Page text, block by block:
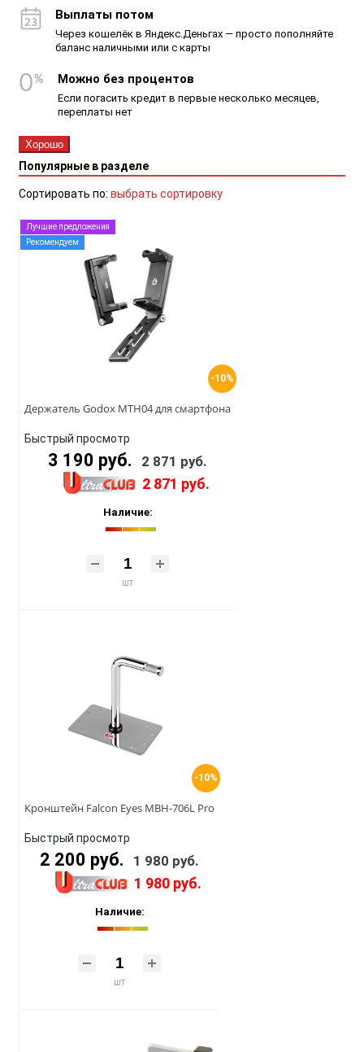
Выплаты потом
Через кошелёк в Яндекс.Деньгах — просто пополняйте
баланс наличными или с карты
Можно без процентов
Если погасить кредит в первые несколько месяцев,
переплаты нет
Хорошо
Популярные в разделе
Сортировать по: выбрать сортировку
-10%
Лучшие предложения
Рекомендуем
Держатель Godox MTH04 для смартфона
Быстрый просмотр
3 190 руб. 2 871 руб.
2 871 руб.
Наличие:
шт
-10%
Кронштейн Falcon Eyes MBH-706L Pro
Быстрый просмотр
2 200 руб. 1 980 руб.
1 980 руб.
Наличие:
шт